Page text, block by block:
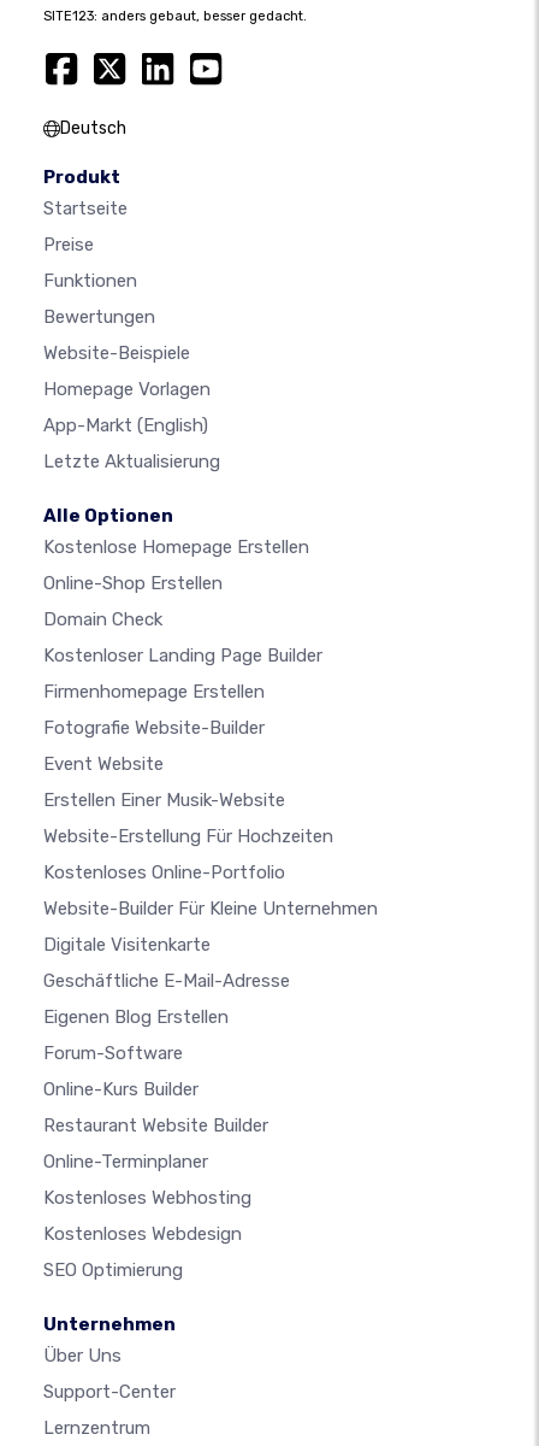
SITE123: anders gebaut, besser gedacht.
Deutsch
Produkt
Startseite
Preise
Funktionen
Bewertungen
Website-Beispiele
Homepage Vorlagen
App-Markt (English)
Letzte Aktualisierung
Alle Optionen
Kostenlose Homepage Erstellen
Online-Shop Erstellen
Domain Check
Kostenloser Landing Page Builder
Firmenhomepage Erstellen
Fotografie Website-Builder
Event Website
Erstellen Einer Musik-Website
Website-Erstellung Für Hochzeiten
Kostenloses Online-Portfolio
Website-Builder Für Kleine Unternehmen
Digitale Visitenkarte
Geschäftliche E-Mail-Adresse
Eigenen Blog Erstellen
Forum-Software
Online-Kurs Builder
Restaurant Website Builder
Online-Terminplaner
Kostenloses Webhosting
Kostenloses Webdesign
SEO Optimierung
Unternehmen
Über Uns
Support-Center
Lernzentrum